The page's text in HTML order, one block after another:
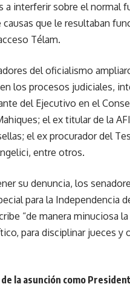
a interferir sobre el normal
que le resultaban
Télam.
del oficialismo
los procesos judiciales,
del Ejecutivo en el
el ex titular de la
el ex procurador del
entre otros.
su denuncia, los
para la Independencia
“de manera minuciosa
para disciplinar jueces
la asunción como